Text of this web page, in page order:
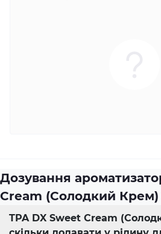
Дозування
Cream (Солодкий
TPA DX Sweet Cream